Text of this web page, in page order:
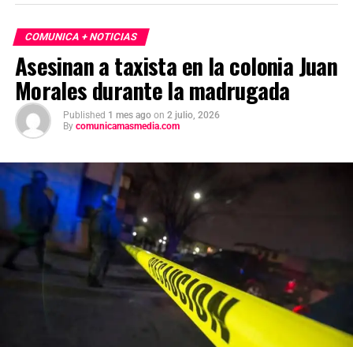
madrugada. Personal de la Fiscalía y del Servicio Médico
Forense realizó el levantamiento del cuerpo e inició la
carpeta de investigación correspondiente para esclarecer
este homicidio.
COMUNICA + NOTICIAS
Asesinan a taxista en la colonia Juan
Morales durante la madrugada
Published 1 mes ago on 2 julio, 2026
By comunicamasmedia.com